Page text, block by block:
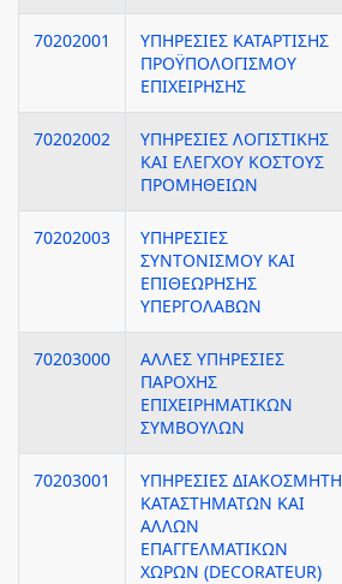
70202001
ΥΠΗΡΕΣΙΕΣ ΚΑΤΑΡΤΙΣΗΣ
ΠΡΟΫΠΟΛΟΓΙΣΜΟΥ
ΕΠΙΧΕΙΡΗΣΗΣ
70202002
ΥΠΗΡΕΣΙΕΣ ΛΟΓΙΣΤΙΚΗΣ
ΚΑΙ ΕΛΕΓΧΟΥ ΚΟΣΤΟΥΣ
ΠΡΟΜΗΘΕΙΩΝ
70202003
ΥΠΗΡΕΣΙΕΣ
ΣΥΝΤΟΝΙΣΜΟΥ ΚΑΙ
ΕΠΙΘΕΩΡΗΣΗΣ
ΥΠΕΡΓΟΛΑΒΩΝ
70203000
ΑΛΛΕΣ ΥΠΗΡΕΣΙΕΣ
ΠΑΡΟΧΗΣ
ΕΠΙΧΕΙΡΗΜΑΤΙΚΩΝ
ΣΥΜΒΟΥΛΩΝ
70203001
ΥΠΗΡΕΣΙΕΣ ΔΙΑΚΟΣΜΗΤΗ
ΚΑΤΑΣΤΗΜΑΤΩΝ ΚΑΙ
ΑΛΛΩΝ
ΕΠΑΓΓΕΛΜΑΤΙΚΩΝ
ΧΩΡΩΝ (DECORATEUR)